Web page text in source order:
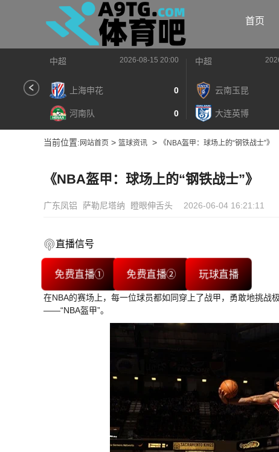
首页
中超 2026-08-15 20:00
上海申花 0
河南队 0
中超
云南玉昆
大连英博
当前位置: 网站首页 > 篮球资讯 > 《NBA盔甲：球场上的“钢铁战士”》
《NBA盔甲：球场上的“钢铁战士”》
广东凤铝 萨勒尼塔纳 瞪眼伸舌头 2026-06-04 16:21:11
直播信号
免费直播① 免费直播② 玩球直播
在NBA的赛场上，每一位球员都如同穿上了战甲，勇敢地挑战
——“NBA盔甲”。